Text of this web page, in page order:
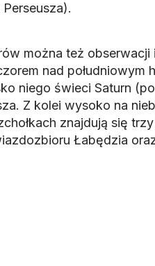
można też
nad południowym
niego świeci Saturn
Z kolei wysoko na
znajdują się
Łabędzia